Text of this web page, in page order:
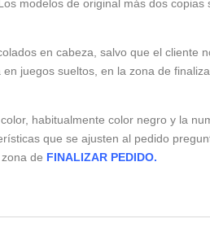
modelos de original más dos copias
en cabeza, salvo que el cliente
juegos sueltos, en la zona de
habitualmente color negro y la
que se ajusten al pedido
de FINALIZAR PEDIDO.